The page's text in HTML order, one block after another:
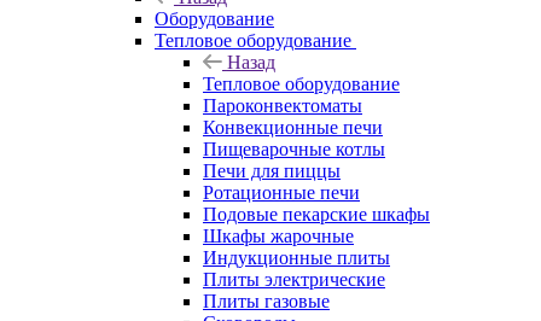
Оборудование
Тепловое оборудование
Назад
Тепловое оборудование
Пароконвектоматы
Конвекционные печи
Пищеварочные котлы
Печи для пиццы
Ротационные печи
Подовые пекарские шкафы
Шкафы жарочные
Индукционные плиты
Плиты электрические
Плиты газовые